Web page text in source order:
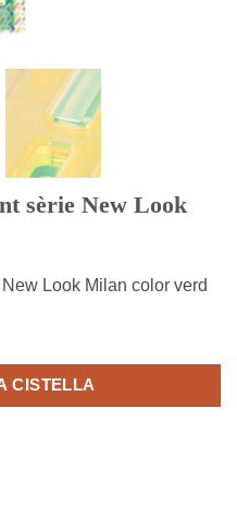
sèrie New Look
Look Milan color verd
sèrie New Look
CISTELLA